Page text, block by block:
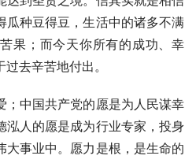
果；而今天你所有的成功、幸
过去辛苦地付出。
中国共产党的愿是为人民谋幸
大事业中。愿力是根，是生命的
番伟业！